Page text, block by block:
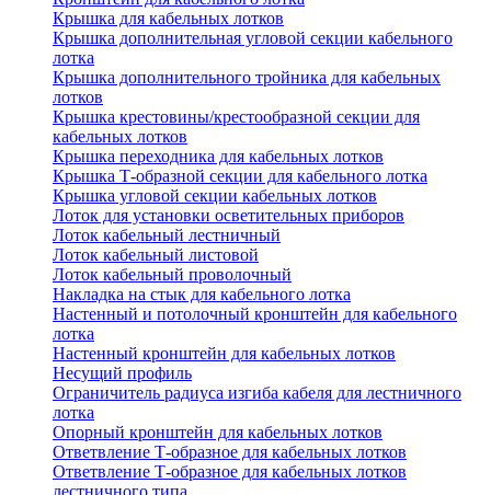
Крышка для кабельных лотков
Крышка дополнительная угловой секции кабельного
лотка
Крышка дополнительного тройника для кабельных
лотков
Крышка крестовины/крестообразной секции для
кабельных лотков
Крышка переходника для кабельных лотков
Крышка Т-образной секции для кабельного лотка
Крышка угловой секции кабельных лотков
Лоток для установки осветительных приборов
Лоток кабельный лестничный
Лоток кабельный листовой
Лоток кабельный проволочный
Накладка на стык для кабельного лотка
Настенный и потолочный кронштейн для кабельного
лотка
Настенный кронштейн для кабельных лотков
Несущий профиль
Ограничитель радиуса изгиба кабеля для лестничного
лотка
Опорный кронштейн для кабельных лотков
Ответвление Т-образное для кабельных лотков
Ответвление Т-образное для кабельных лотков
лестничного типа